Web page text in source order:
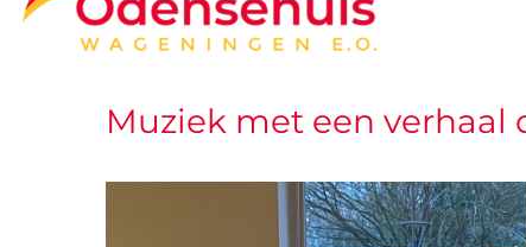
Muziek met een verhaal